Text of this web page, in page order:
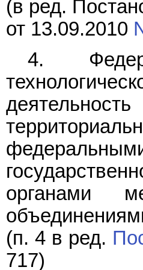
(в ред.
от 13.09.2010
4.
органами
(п. 4 в ред.
717)